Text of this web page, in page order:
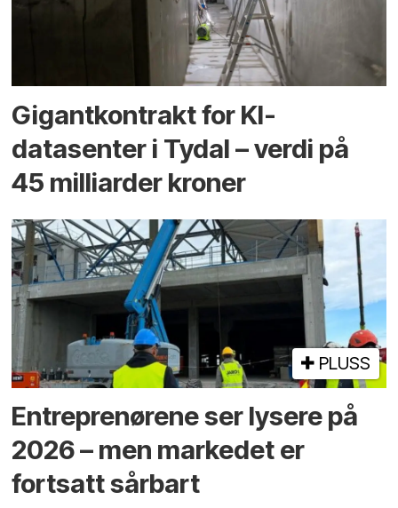
Gigantkontrakt for KI-
datasenter i Tydal – verdi på
45 milliarder kroner
PLUSS
Entreprenørene ser lysere på
2026 – men markedet er
fortsatt sårbart